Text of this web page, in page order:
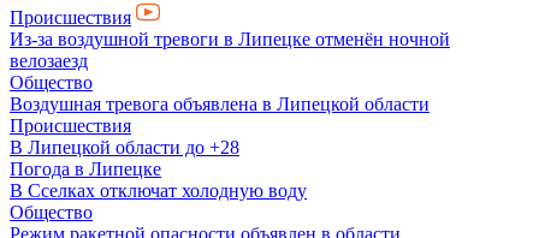
Происшествия
Из-за воздушной тревоги в Липецке отменён ночной
велозаезд
Общество
Воздушная тревога объявлена в Липецкой области
Происшествия
В Липецкой области до +28
Погода в Липецке
В Сселках отключат холодную воду
Общество
Режим ракетной опасности объявлен в области